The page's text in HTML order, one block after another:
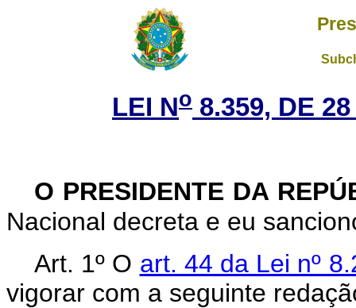
LEI No 8.359, DE
O PRESIDENTE DA
Nacional decreta e eu
Art. 1º O art. 44 da Lei nº
vigorar com a seguinte